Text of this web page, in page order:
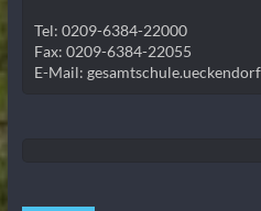
Tel: 0209-6384-22000
Fax: 0209-6384-22055
E-Mail: